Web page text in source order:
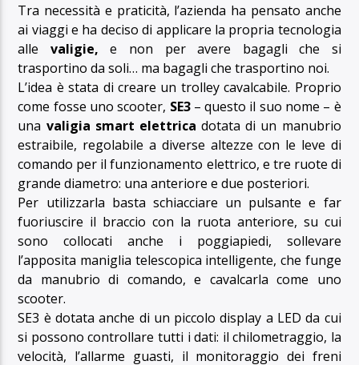
Tra necessità e praticità, l’azienda ha pensato anche
ai viaggi e ha deciso di applicare la propria tecnologia
alle valigie, e non per avere bagagli che si
trasportino da soli… ma bagagli che trasportino noi.
L’idea è stata di creare un trolley cavalcabile. Proprio
come fosse uno scooter, SE3– questo il suo nome – è
una valigia smart elettrica dotata di un manubrio
estraibile, regolabile a diverse altezze con le leve di
comando per il funzionamento elettrico, e tre ruote di
grande diametro: una anteriore e due posteriori.
Per utilizzarla basta schiacciare un pulsante e far
fuoriuscire il braccio con la ruota anteriore, su cui
sono collocati anche i poggiapiedi, sollevare
l’apposita maniglia telescopica intelligente, che funge
da manubrio di comando, e cavalcarla come uno
scooter.
SE3 è dotata anche di un piccolo display a LED da cui
si possono controllare tutti i dati: il chilometraggio, la
velocità, l’allarme guasti, il monitoraggio dei freni